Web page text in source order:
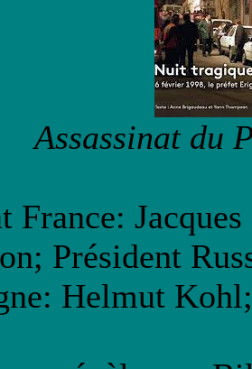
Assassinat du
France:
Président
Helmut